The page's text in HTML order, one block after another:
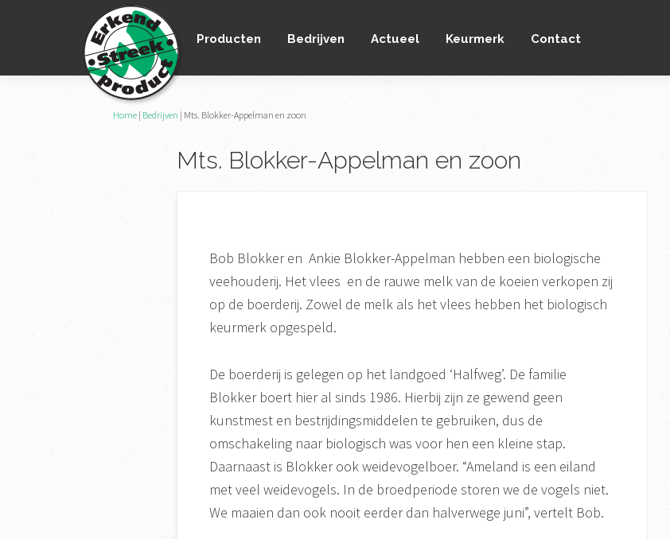
hoofdnavigatie
hoofd
voettekst
Erkend
Streekproduct
keurmerk
streekproducten
Producten Bedrijven Actueel Keurmerk Contact
Home | Bedrijven | Mts. Blokker-Appelman en zoon
Mts. Blokker-Appelman en zoon
Bob Blokker en Ankie Blokker-Appelman hebben een biologische
veehouderij. Het vlees en de rauwe melk van de koeien verkopen zij
op de boerderij. Zowel de melk als het vlees hebben het biologisch
keurmerk opgespeld.
De boerderij is gelegen op het landgoed ‘Halfweg’. De familie
Blokker boert hier al sinds 1986. Hierbij zijn ze gewend geen
kunstmest en bestrijdingsmiddelen te gebruiken, dus de
omschakeling naar biologisch was voor hen een kleine stap.
Daarnaast is Blokker ook weidevogelboer. “Ameland is een eiland
met veel weidevogels. In de broedperiode storen we de vogels niet.
We maaien dan ook nooit eerder dan halverwege juni”, vertelt Bob.